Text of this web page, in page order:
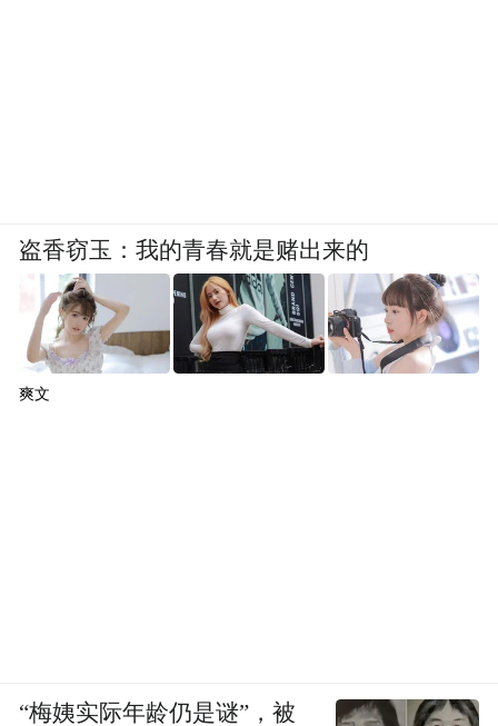
盗香窃玉：我的青春就是赌出来的
爽文
“梅姨实际年龄仍是谜”，被